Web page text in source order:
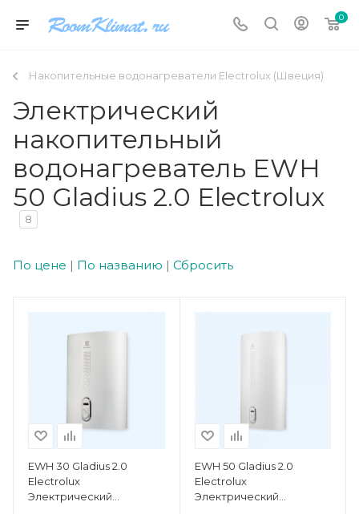
0
Накопительные водонагреватели Electrolux (Швеция)
Электрический
накопительный
водонагреватель EWH
50 Gladius 2.0 Electrolux
8
По цене | По названию | Сбросить
EWH 30 Gladius 2.0
Electrolux
Электрический
EWH 50 Gladius 2.0
Electrolux
Электрический